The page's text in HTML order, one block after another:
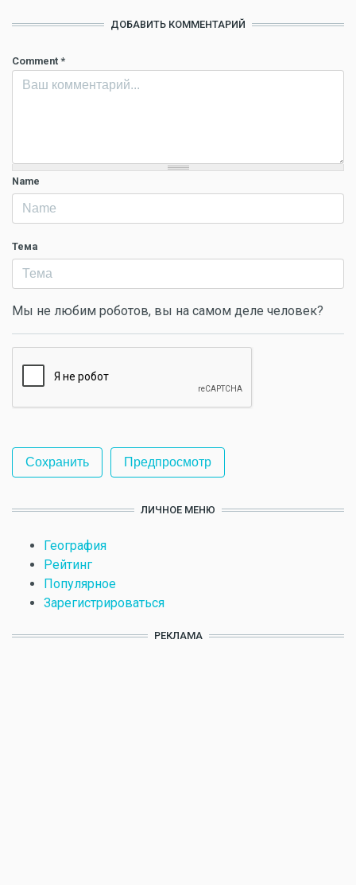
ДОБАВИТЬ КОММЕНТАРИЙ
Comment *
Name
Тема
Мы не любим роботов, вы на самом деле человек?
ЛИЧНОЕ МЕНЮ
География
Рейтинг
Популярное
Зарегистрироваться
РЕКЛАМА